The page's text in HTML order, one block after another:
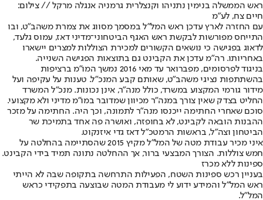
ראש הממשלה בנימין נתניהו וקנצלרית גרמניה אנגלה מרקל // צילום:
חיים צח, לע"מ
עם החזרה לארץ עדכן ראש המל"ל במסמך מסווג את צמרת משהב"ט, ובו
התייחס מפורשות לבקשת ראש האגף הביטחוני־מדיני דאז, עמוס גלעד,
לדאוג בפגישה כי נושאים הקשורים למכירת הצוללות למצרים יישארו
באחריותו. רה"מ עדכן את הקבינט גם בתוצאות הפגישה השנייה.
בניגוד לפרסומים, מפברואר עד מאי 2016 נמשך המו"מ ברציפות
בהשתתפות נציגי משהב"ט, שאותם קבע המנכ"ל. טענות על עקיפה ועל
מידור גורמי המקצוע במשרד, כולל מנה"ר, אינן נכונות. מנכ"ל המשרד
החליט בצדק שאין צורך במנה"ר מכיוון שמדובר במו"מ מדיני ולא מקצועי.
סוכם שאחרי החתימה ייכנסו מנה"ר לתמונה, וכך היה. החתימה על מזכר
ההבנות הובאה לקבינט, לא בחופזה, ואושרה פה אחד בתמיכת שר
הביטחון וצה"ל, בראשות הרמטכ"ל דאז גדי איזנקוט.
איני מכיר עבודת מטה של המל"ל מקיץ 2015 שהסתיימה בהחלטה על
חמש צוללות. הצורך המבצעי ברור, אך ההחלטה נתונה תמיד בידי הקבינט.
ספינות ללא מכרז
בעניין רכש ספינות השטח, הפעילות התרחשה בתקופה שבה לא הייתי
ראש המל"ל והמידע ידוע לי מעבודת המטה שבוצעה בתפקידי כראש
המל"ל.